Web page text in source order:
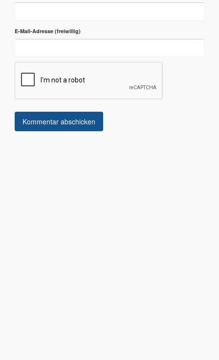
E-Mail-Adresse